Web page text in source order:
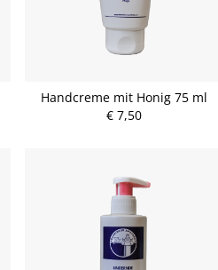
Handcreme mit Honig 75 ml
€ 7,50